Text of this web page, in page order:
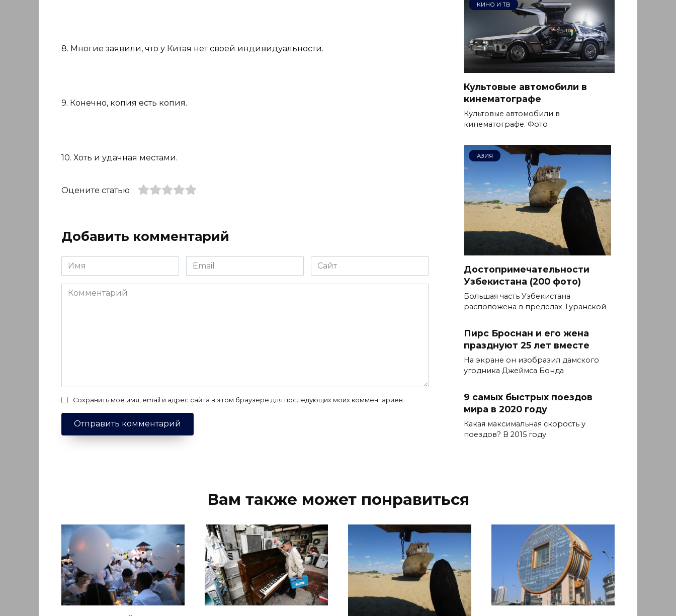
8. Многие заявили, что у Китая нет своей индивидуальности.
9. Конечно, копия есть копия.
10. Хоть и удачная местами.
Оцените статью
Добавить комментарий
Имя
*
Email
*
Сайт
Комментарий
Сохранить моё имя, email и адрес сайта в этом браузере для последующих моих комментариев.
КИНО И ТВ
Культовые автомобили в
кинематографе
Культовые автомобили в
кинематографе. Фото
АЗИЯ
Достопримечательности
Узбекистана (200 фото)
Большая часть Узбекистана
расположена в пределах Туранской
Пирс Броснан и его жена
празднуют 25 лет вместе
На экране он изобразил дамского
угодника Джеймса Бонда
9 самых быстрых поездов
мира в 2020 году
Какая максимальная скорость у
поездов? В 2015 году
Вам также может понравиться